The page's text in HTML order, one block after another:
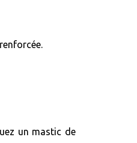
un mastic de